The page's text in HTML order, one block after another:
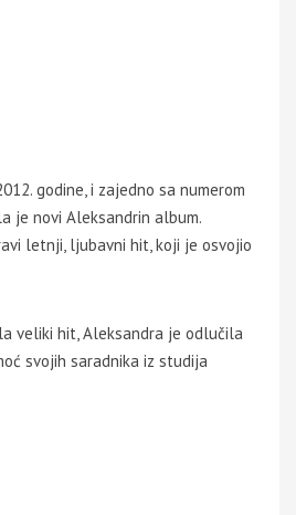
godine, i zajedno sa numerom
je novi Aleksandrin album.
letnji, ljubavni hit, koji je osvojio
veliki hit, Aleksandra je odlučila
svojih saradnika iz studija